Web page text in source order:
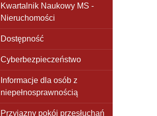
Kwartalnik Naukowy MS -
Nieruchomości
Dostępność
Cyberbezpieczeństwo
Informacje dla osób z
niepełnosprawnością
Przyjazny pokój przesłuchań